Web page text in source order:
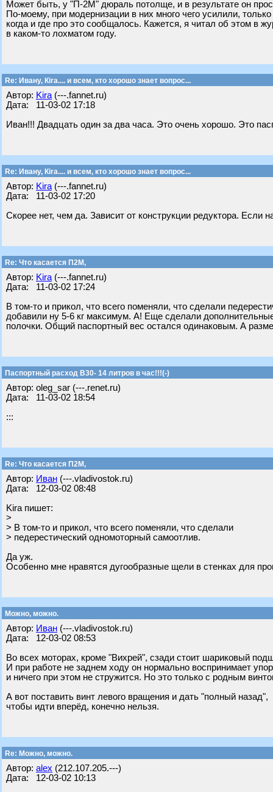
Может быть, у "П-2М" дюраль потолще, и в результате он
По-моему, при модернизации в них много чего усилили,
когда и где про это сообщалось. Кажется, я читал об этом в
в каком-то лохматом году.
Re: Ивану, Кira.... и всем, кто хорошо знает вопрос...
Автор: Kira (---.fannet.ru)
Дата: 11-03-02 17:18
Иван!!! Двадцать один за два часа. Это очень хорошо. Это
Re: Ивану, Кira.... и всем, кто хорошо знает вопрос...
Автор: Kira (---.fannet.ru)
Дата: 11-03-02 17:20
Скорее нет, чем да. Зависит от конструкции редуктора.
Re: Что касается П2М,
Автор: Kira (---.fannet.ru)
Дата: 11-03-02 17:24
В том-то и прикол, что всего поменяли, что сделали
добавили ну 5-6 кг максимум. А! Еще сделали
полочки. Общий паспортный вес остался одинаковым. А
Паспортный расход В30- 14 литров в час!!!(-)
Автор: oleg_sar (---.renet.ru)
Дата: 11-03-02 18:54
:::
Re: Что касается П2М,
Автор: Иван (---.vladivostok.ru)
Дата: 12-03-02 08:48
Kira пишет:
>
> В том-то и прикол, что всего поменяли, что сделали
> педерестический одномоторный самоотлив.
Да уж.
Особенно мне нравятся дугообразные щели в стенках для
Можно, можно.
Автор: Иван (---.vladivostok.ru)
Дата: 12-03-02 08:53
Во всех моторах, кроме "Вихрей", сзади стоит шариковый
И при работе не заднем ходу он нормально воспринимает
и ничего при этом не стружится. Но это только с родным
А вот поставить винт левого вращения и дать "полный назад",
чтобы идти вперёд, конечно нельзя.
Re: Можно, можно.
Автор: alex (212.107.205.---)
Дата: 12-03-02 10:13